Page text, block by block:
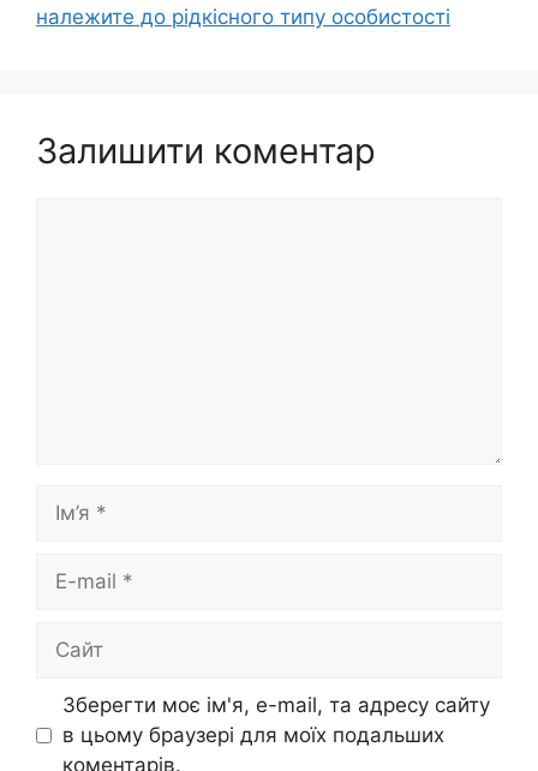
належите до рідкісного типу особистості
Залишити коментар
Ім’я
Сайт
Зберегти моє ім'я, e-mail, та адресу сайту
в цьому браузері для моїх подальших
коментарів.